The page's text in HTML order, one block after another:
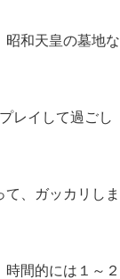
昭和天皇の墓地な
レイして過ごし
、ガッカリしま
間的には１～２